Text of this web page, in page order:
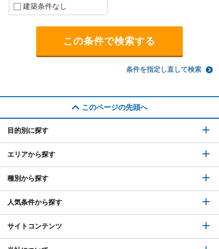
建築条件なし
条件を指定し直して検索
このページの先頭へ
目的別に探す
エリアから探す
種別から探す
人気条件から探す
サイトコンテンツ